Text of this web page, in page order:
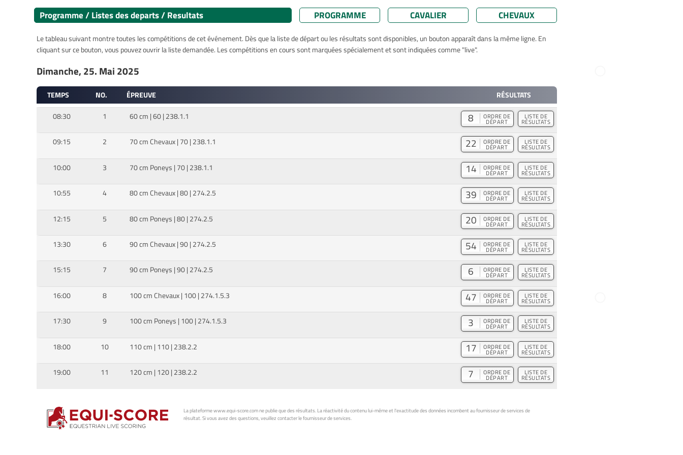
Programme / Listes des departs / Resultats PROGRAMME CAVALIER CHEVAUX
Le tableau suivant montre toutes les compétitions de cet événement. Dès que la liste de départ ou les résultats sont disponibles, un bouton apparaît dans la même ligne. En
cliquant sur ce bouton, vous pouvez ouvrir la liste demandée. Les compétitions en cours sont marquées spécialement et sont indiquées comme "live".
Dimanche, 25. Mai 2025
TEMPS NO. ÉPREUVE
RÉSULTATS
08:30
1 60 cm | 60 | 238.1.1 8 ORDRE DE
DÉPART
LISTE DE
RÉSULTATS
09:15 2 70 cm Chevaux | 70 | 238.1.1 22 ORDRE DE
DÉPART
LISTE DE
RÉSULTATS
10:00 3 70 cm Poneys | 70 | 238.1.1 14 ORDRE DE
DÉPART
LISTE DE
RÉSULTATS
10:55 4 80 cm Chevaux | 80 | 274.2.5 39 ORDRE DE
DÉPART
LISTE DE
RÉSULTATS
12:15 5 80 cm Poneys | 80 | 274.2.5 20 ORDRE DE
DÉPART
LISTE DE
RÉSULTATS
13:30 6 90 cm Chevaux | 90 | 274.2.5 54 ORDRE DE
DÉPART
LISTE DE
RÉSULTATS
15:15 7 90 cm Poneys | 90 | 274.2.5 6 ORDRE DE
DÉPART
LISTE DE
RÉSULTATS
16:00 8 100 cm Chevaux | 100 | 274.1.5.3 47 ORDRE DE
DÉPART
LISTE DE
RÉSULTATS
17:30 9 100 cm Poneys | 100 | 274.1.5.3 3 ORDRE DE
DÉPART
LISTE DE
RÉSULTATS
18:00 10 110 cm | 110 | 238.2.2 17 ORDRE DE
DÉPART
LISTE DE
RÉSULTATS
19:00 11 120 cm | 120 | 238.2.2 7 ORDRE DE
DÉPART
LISTE DE
RÉSULTATS
La plateforme www.equi-score.com ne publie que des résultats. La réactivité du contenu lui-même et l'exactitude des données incombent au fournisseur de services de
résultat. Si vous avez des questions, veuillez contacter le fournisseur de services.